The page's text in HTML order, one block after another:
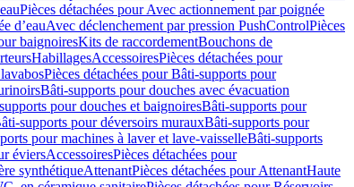
Pièces détachées pour Avec actionnement par poignée
d’eauAvec déclenchement par pression PushControlPièces
baignoiresKits de raccordementBouchons de
HabillagesAccessoiresPièces détachées pour
Pièces détachées pour Bâti-supports pour
Bâti-supports pour douches avec évacuation
pour douches et baignoiresBâti-supports pour
supports pour déversoirs murauxBâti-supports pour
pour machines à laver et lave-vaisselleBâti-supports
éviersAccessoiresPièces détachées pour
synthétiqueAttenantPièces détachées pour AttenantHaute